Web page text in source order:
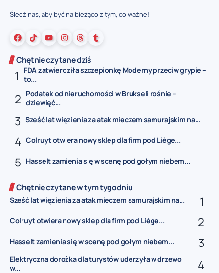
Śledź nas, aby być na bieżąco z tym, co ważne!
Chętnie czytane dziś
FDA zatwierdziła szczepionkę Moderny przeciw grypie –
to...
Podatek od nieruchomości w Brukseli rośnie –
dziewięć...
Sześć lat więzienia za atak mieczem samurajskim na...
Colruyt otwiera nowy sklep dla firm pod Liège...
Hasselt zamienia się w scenę pod gołym niebem...
Chętnie czytane w tym tygodniu
Sześć lat więzienia za atak mieczem samurajskim na...
Colruyt otwiera nowy sklep dla firm pod Liège...
Hasselt zamienia się w scenę pod gołym niebem...
Elektryczna dorożka dla turystów uderzyła w drzewo
w...